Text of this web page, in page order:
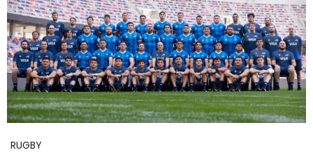
RUGBY